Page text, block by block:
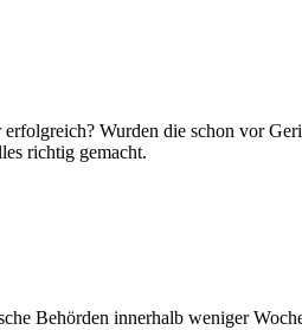
Wurden die schon vor
richtig gemacht.
Behörden innerhalb weniger